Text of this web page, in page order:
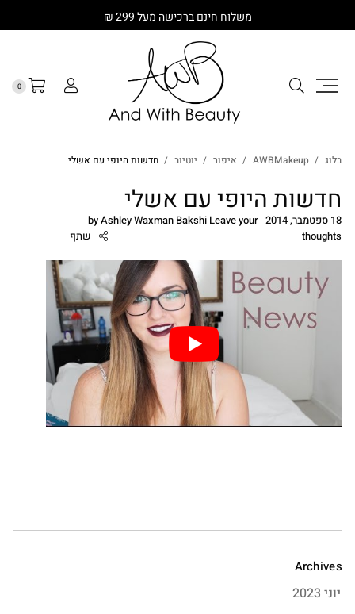
משלוח חינם ברכישה מעל 299 ₪
0
בלוג AWBMakeup איפור יוטיוב חדשות היופי עם אשלי
חדשות היופי עם אשלי
18 ספטמבר, 2014 byAshley Waxman Bakshi Leave your
thoughts
שתף
Archives
יוני 2023